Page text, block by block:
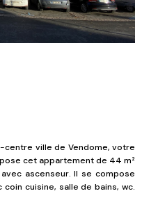
centre ville de Vendome, votre
cet appartement de 44 m²
ascenseur. Il se compose
cuisine, salle de bains, wc.